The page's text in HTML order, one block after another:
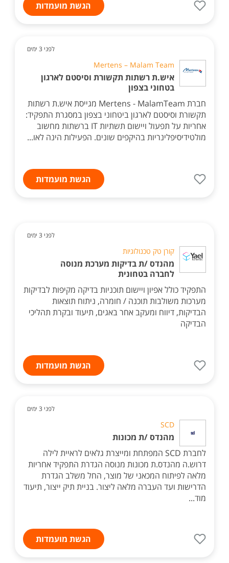
הגשת מועמדות
לפני 3 ימים
Mertens – Malam Team
איש.ת רשתות תקשורת וסיסטם לארגון
בטחוני בצפון
חברת Mertens - MalamTeam מגייסת איש.ת רשתות
תקשורת וסיסטם לארגון ביטחוני בצפון במסגרת התפקיד:
אחריות על תפעול ויישום תשתיות IT ברשתות מחשוב
מולטידיסיפלינריות בהיקפים שונים. הפעילות הינה לאו...
הגשת מועמדות
לפני 3 ימים
קורן טק טכנולוגיות
מהנדס /ת בדיקות מערכת מנוסה
לחברה בטחונית
התפקיד כולל אפיון ויישום תוכניות בדיקה מקיפות לבדיקות
מערכות משולבות תוכנה / חומרה, ניתוח תוצאות
הבדיקות, דיווח ומעקב אחר באגים, תיעוד ובקרת תהליכי
הבדיקה
הגשת מועמדות
לפני 3 ימים
SCD
מהנדס /ת מכונות
לחברת SCD המפתחת ומייצרת גלאים לראיית לילה
דרוש.ה מהנדס.ת מכונות מנוסה הגדרת התפקיד אחריות
מלאה לפיתוח המכאני של מוצר, החל משלב הגדרת
הדרישות ועד העברה מלאה ליצור. בניית תיק ייצור, תיעוד
מוד...
הגשת מועמדות